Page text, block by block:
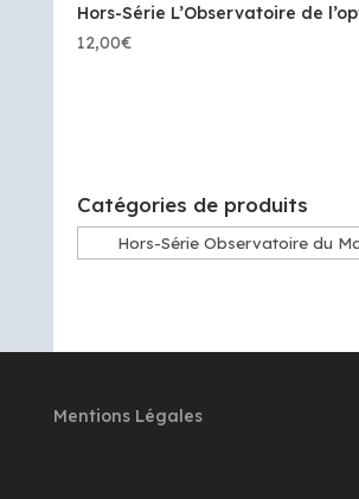
Hors-Série L’Observatoire de
12,00€
Catégories de produits
Mentions Légales